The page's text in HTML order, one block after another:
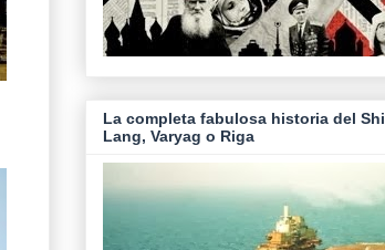
La completa fabulosa historia del Shi
Lang, Varyag o Riga